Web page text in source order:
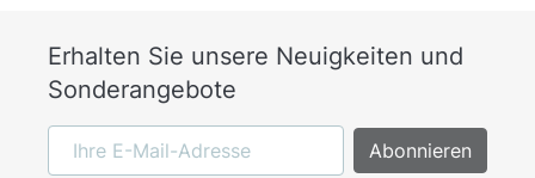
Erhalten Sie unsere Neuigkeiten und
Sonderangebote